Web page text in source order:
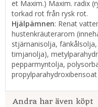
et Maxim.) Maxim. radix
torkad rot från rysk rot.
Hjälpämnen: Renat
hustenkräuterarom
stjärnanisolja,
timjanolja),
pepparmyntolja,
Andra har även köpt